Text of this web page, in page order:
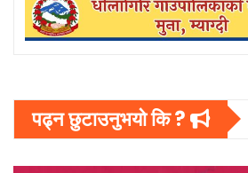
पढ्न छुटाउनुभयो कि ?